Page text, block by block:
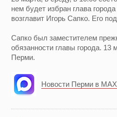
нем будет избран глава
возглавит Игорь Сапко. Его
Сапко был заместителем
обязанности главы города.
Перми.
Новости Перми в